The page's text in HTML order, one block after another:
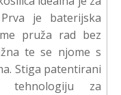
je baterijska
pruža rad bez
te se njome s
Stiga patentirani
tehnologiju za